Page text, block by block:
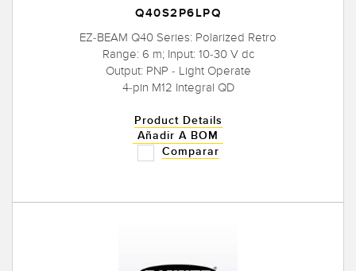
Q40S2P6LPQ
EZ-BEAM Q40 Series: Polarized Retro
Range: 6 m; Input: 10-30 V dc
Output: PNP - Light Operate
4-pin M12 Integral QD
Product Details
Añadir A BOM
Comparar